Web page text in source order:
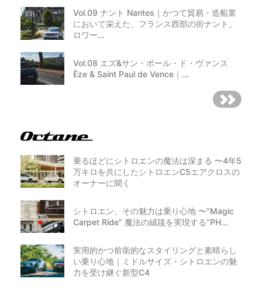
Vol.09 ナント Nantes｜かつて貿易・造船業
において栄えた、フランス西部の街ナント。
ロワー…
Vol.08 エズ&サン・ポール・ド・ヴァンス
Èze & Saint Paul de Vence｜…
乗るほどにシトロエンの魔法は深まる 〜4年5
万キロを共にしたシトロエンC5エアクロスの
オーナーに聞く
シトロエン、その魅力は乗り心地 〜”Magic
Carpet Ride” 魔法の絨毯を実現する”PH…
実用的かつ前衛的なスタイリングと素晴らし
い乗り心地｜ミドルサイズ・シトロエンの魅
力を受け継ぐ新型C4